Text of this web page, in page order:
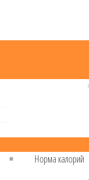
Норма калорий